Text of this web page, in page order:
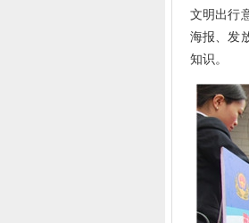
文明出行
海报、发
知识。